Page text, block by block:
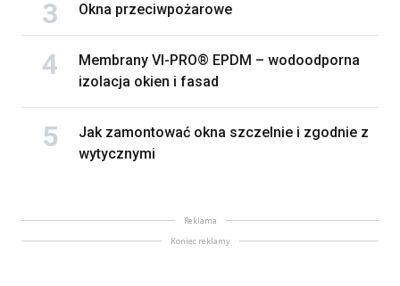
Okna przeciwpożarowe
Membrany VI-PRO® EPDM – wodoodporna
izolacja okien i fasad
Jak zamontować okna szczelnie i zgodnie z
wytycznymi
Reklama
Koniec reklamy